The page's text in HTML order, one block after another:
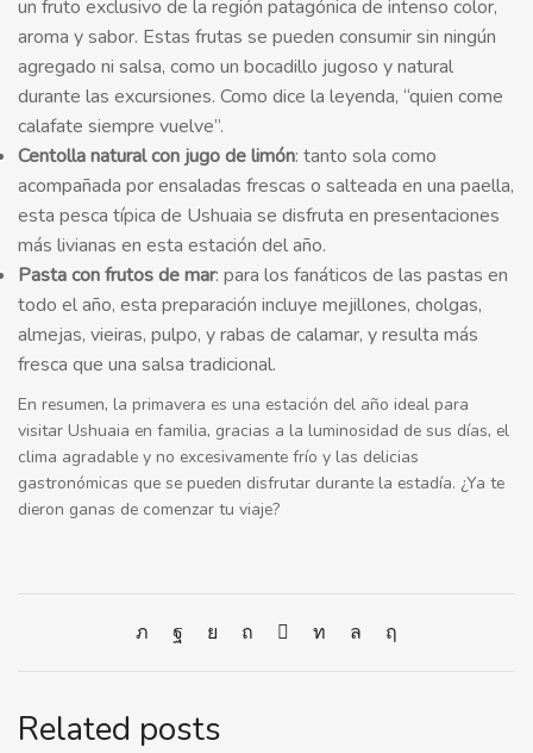
un fruto exclusivo de la región patagónica de intenso color,
aroma y sabor. Estas frutas se pueden consumir sin ningún
agregado ni salsa, como un bocadillo jugoso y natural
durante las excursiones. Como dice la leyenda, “quien come
calafate siempre vuelve”.
Centolla natural con jugo de limón: tanto sola como
acompañada por ensaladas frescas o salteada en una paella,
esta pesca típica de Ushuaia se disfruta en presentaciones
más livianas en esta estación del año.
Pasta con frutos de mar: para los fanáticos de las pastas en
todo el año, esta preparación incluye mejillones, cholgas,
almejas, vieiras, pulpo, y rabas de calamar, y resulta más
fresca que una salsa tradicional.
En resumen, la primavera es una estación del año ideal para
visitar Ushuaia en familia, gracias a la luminosidad de sus días, el
clima agradable y no excesivamente frío y las delicias
gastronómicas que se pueden disfrutar durante la estadía. ¿Ya te
dieron ganas de comenzar tu viaje?
Related posts